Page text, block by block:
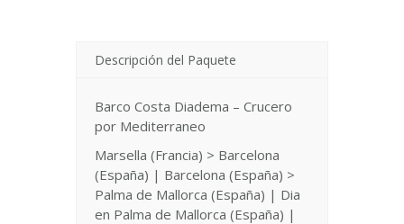
Descripción del Paquete
Barco Costa Diadema – Crucero
por Mediterraneo
Marsella (Francia) > Barcelona
(España) | Barcelona (España) >
Palma de Mallorca (España) | Dia
en Palma de Mallorca (España) |